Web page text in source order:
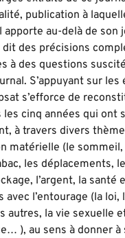
publication à
apporte au-delà de son
des précisions
à des questions
S’appuyant sur les
s’efforce de
les cinq années qui ont
à travers divers
matérielle (le
les déplacements,
l’argent, la santé
avec l’entourage (la loi,
autres, la vie sexuelle
), au sens à donner à